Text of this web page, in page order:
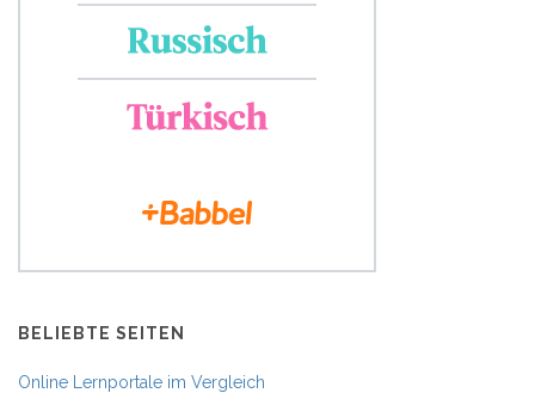
BELIEBTE SEITEN
Online Lernportale im Vergleich